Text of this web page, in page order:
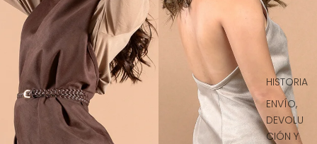
HISTORIA
ENVÍO,
DEVOLU
CIÓN Y